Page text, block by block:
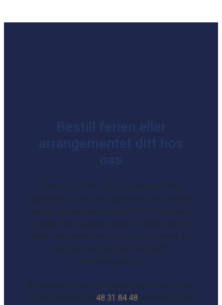
Bestill ferien eller
arrangementet ditt hos
oss
Ønsker du en ferie fylt med kos og flotte
opplevelser – eller leter du etter et sted å samle
familie, venner eller kolleger? Da er Kongernes
Feriepark det opplagte valget. Vi gleder oss til å
ønske deg velkommen og legge rammene for
alt fra en rolig helg til et morsomt
firmaarrangement.
Kontakt oss i dag for å bestille eller finne ut mer.
Du kan ringe oss på48 31 84 48 eller skriv til oss